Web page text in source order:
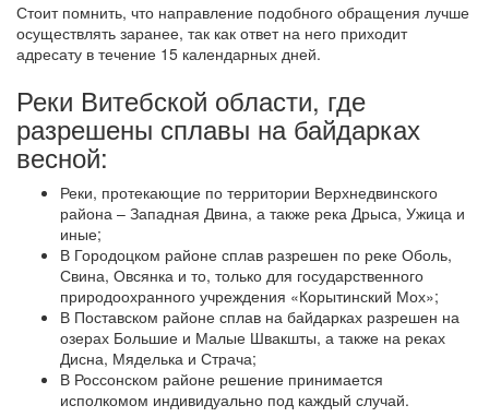
Стоит помнить, что направление подобного обращения лучше
осуществлять заранее, так как ответ на него приходит
адресату в течение 15 календарных дней.
Реки Витебской области, где
разрешены сплавы на байдарках
весной:
Реки, протекающие по территории Верхнедвинского
района – Западная Двина, а также река Дрыса, Ужица и
иные;
В Городоцком районе сплав разрешен по реке Оболь,
Свина, Овсянка и то, только для государственного
природоохранного учреждения «Корытинский Мох»;
В Поставском районе сплав на байдарках разрешен на
озерах Большие и Малые Швакшты, а также на реках
Дисна, Мяделька и Страча;
В Россонском районе решение принимается
исполкомом индивидуально под каждый случай.